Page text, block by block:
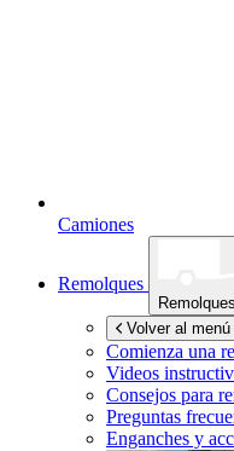
Camiones
Remolques
Remolques
Volver al menú
Comienza una
Videos
Consejos para
Preguntas
Enganches y